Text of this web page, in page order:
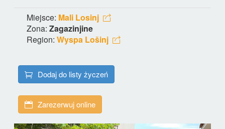
Miejsce: Mali Losinj
Zona: Zagazinjine
Region: Wyspa Lošinj
Dodaj do listy życzeń
Zarezerwuj online